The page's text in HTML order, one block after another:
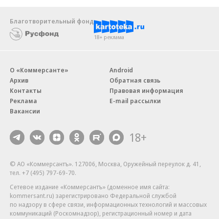
Благотворительный фонд
18+ реклама
О «Коммерсанте»
Архив
Контакты
Реклама
Вакансии
Android
Обратная связь
Правовая информация
E-mail рассылки
18+
© АО «Коммерсантъ». 127006, Москва, Оружейный переулок д. 41,
тел. +7 (495) 797-69-70.
Сетевое издание «Коммерсантъ» (доменное имя сайта:
kommersant.ru) зарегистрировано Федеральной службой
по надзору в сфере связи, информационных технологий и массовых
коммуникаций (Роскомнадзор), регистрационный номер и дата